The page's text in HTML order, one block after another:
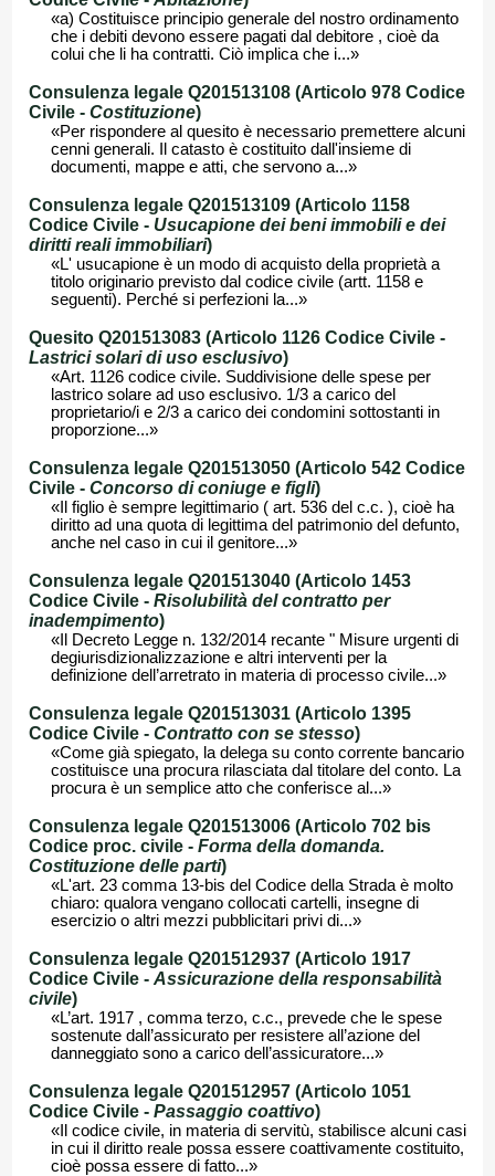
«a) Costituisce principio generale del nostro ordinamento
che i debiti devono essere pagati dal debitore , cioè da
colui che li ha contratti. Ciò implica che i...»
Consulenza legale Q201513108 (Articolo 978 Codice
Civile - Costituzione)
«Per rispondere al quesito è necessario premettere alcuni
cenni generali. Il catasto è costituito dall'insieme di
documenti, mappe e atti, che servono a...»
Consulenza legale Q201513109 (Articolo 1158
Codice Civile - Usucapione dei beni immobili e dei
diritti reali immobiliari)
«L' usucapione è un modo di acquisto della proprietà a
titolo originario previsto dal codice civile (artt. 1158 e
seguenti). Perché si perfezioni la...»
Quesito Q201513083 (Articolo 1126 Codice Civile -
Lastrici solari di uso esclusivo)
«Art. 1126 codice civile. Suddivisione delle spese per
lastrico solare ad uso esclusivo. 1/3 a carico del
proprietario/i e 2/3 a carico dei condomini sottostanti in
proporzione...»
Consulenza legale Q201513050 (Articolo 542 Codice
Civile - Concorso di coniuge e figli)
«Il figlio è sempre legittimario ( art. 536 del c.c. ), cioè ha
diritto ad una quota di legittima del patrimonio del defunto,
anche nel caso in cui il genitore...»
Consulenza legale Q201513040 (Articolo 1453
Codice Civile - Risolubilità del contratto per
inadempimento)
«Il Decreto Legge n. 132/2014 recante " Misure urgenti di
degiurisdizionalizzazione e altri interventi per la
definizione dell’arretrato in materia di processo civile...»
Consulenza legale Q201513031 (Articolo 1395
Codice Civile - Contratto con se stesso)
«Come già spiegato, la delega su conto corrente bancario
costituisce una procura rilasciata dal titolare del conto. La
procura è un semplice atto che conferisce al...»
Consulenza legale Q201513006 (Articolo 702 bis
Codice proc. civile - Forma della domanda.
Costituzione delle parti)
«L'art. 23 comma 13-bis del Codice della Strada è molto
chiaro: qualora vengano collocati cartelli, insegne di
esercizio o altri mezzi pubblicitari privi di...»
Consulenza legale Q201512937 (Articolo 1917
Codice Civile - Assicurazione della responsabilità
civile)
«L’art. 1917 , comma terzo, c.c., prevede che le spese
sostenute dall’assicurato per resistere all’azione del
danneggiato sono a carico dell’assicuratore...»
Consulenza legale Q201512957 (Articolo 1051
Codice Civile - Passaggio coattivo)
«Il codice civile, in materia di servitù, stabilisce alcuni casi
in cui il diritto reale possa essere coattivamente costituito,
cioè possa essere di fatto...»